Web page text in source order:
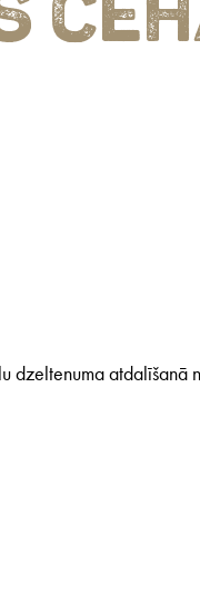
dzeltenuma atdalīšanā